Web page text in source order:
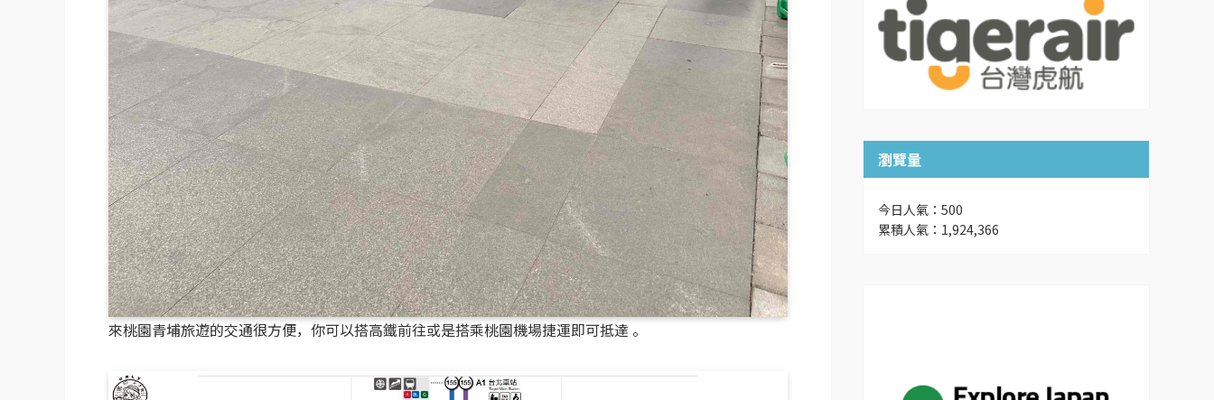
來桃園青埔旅遊的交通很方便，你可以搭高鐵前往或是搭乘桃園機場捷運即可抵達 。
瀏覽量
今日人氣：500
累積人氣：1,924,366